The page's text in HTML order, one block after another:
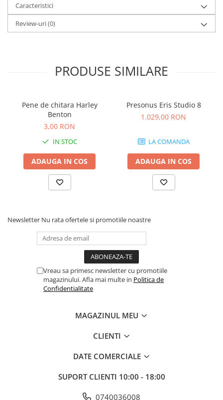
Protectii antifonice pentru urechi
Rack studio
Recordere de studio
Standuri si stative de monitoare
Lumini si efecte
Accesorii pentru lumini
Cabluri de Alimentare
Case-uri de lumini
Comenzi si controllere
Lasere
Masini de fum si ceata
Mixere DMX
Par Led si Pinspot
Proiectoare
Scene şi Ring-uri de Dans
Instrumente Muzicale
Instrumente cu arcus
Instrumente de percutie
Caracteristici
Review-uri(0)
PRODUSE SIMILARE
Pene de chitara Harley
Benton
3,00 RON
IN STOC
ADAUGA IN COS
Presonus Eris Studio 8
1.029,00 RON
LA COMANDA
ADAUGA IN COS
Newsletter Nu rata ofertele si promotiile noastre
Vreau sa primesc newsletter cu promotiile
magazinului. Afla mai multe in Politica de
Confidentialitate
MAGAZINUL MEU
CLIENTI
DATE COMERCIALE
SUPORT CLIENTI 10:00 - 18:00
0740036008